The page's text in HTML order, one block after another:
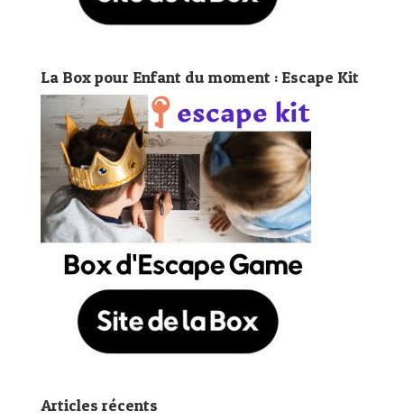
La Box pour Enfant du moment : Escape Kit
Articles récents